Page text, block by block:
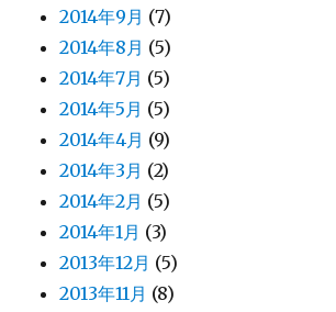
2014年9月 (7)
2014年8月 (5)
2014年7月 (5)
2014年5月 (5)
2014年4月 (9)
2014年3月 (2)
2014年2月 (5)
2014年1月 (3)
2013年12月 (5)
2013年11月 (8)